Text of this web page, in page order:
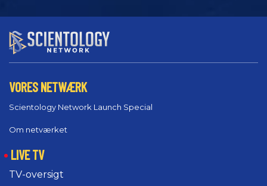
VORES NETWÆRK
Scientology Network Launch Special
Om netværket
LIVE TV
TV-oversigt